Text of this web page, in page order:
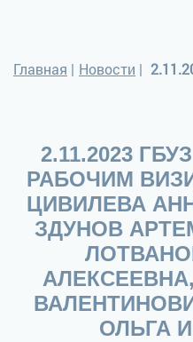
Главная | Новости |
2.11.2023
РАБОЧИМ
ЦИВИЛЕВА
ЗДУНОВ
ОЛЬГА